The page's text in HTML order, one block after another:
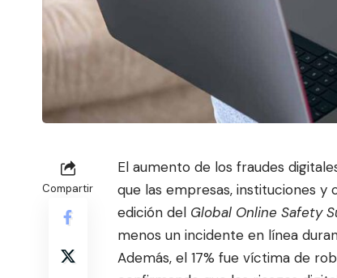
Compartir
El aumento de los fraudes
que las empresas, instituciones
edición del Global Online Safety
menos un incidente en línea
Además, el 17% fue víctima de